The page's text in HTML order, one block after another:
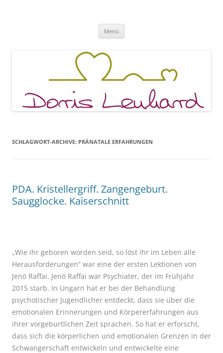
Menü
SCHLAGWORT-ARCHIVE: PRÄNATALE ERFAHRUNGEN
PDA. Kristellergriff. Zangengeburt.
Saugglocke. Kaiserschnitt
„Wie ihr geboren worden seid, so löst ihr im Leben alle
Herausforderungen“ war eine der ersten Lektionen von
Jenö Raffai. Jenö Raffai war Psychiater, der im Frühjahr
2015 starb. In Ungarn hat er bei der Behandlung
psychotischer Jugendlicher entdeckt, dass sie über die
emotionalen Erinnerungen und Körpererfahrungen aus
ihrer vorgeburtlichen Zeit sprachen. So hat er erforscht,
dass sich die körperlichen und emotionalen Grenzen in der
Schwangerschaft entwickeln und entwickelte eine